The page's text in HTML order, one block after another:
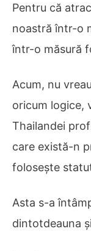
Pentru că
noastră într-o
într-o măsură
Acum, nu
oricum logice,
Thailandei
care există-n
folosește
Asta s-a
dintotdeauna